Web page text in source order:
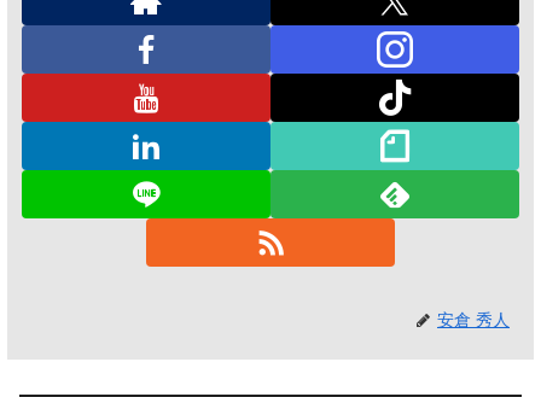
安倉 秀人